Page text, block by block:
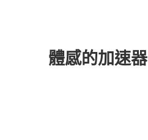
體感的加速器